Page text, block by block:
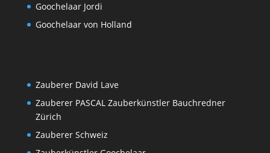
Goochelaar Jordi
Goochelaar von Holland
Zauberer David Lave
Zauberer PASCAL Zauberkünstler Bauchredner
Zürich
Zauberer Schweiz